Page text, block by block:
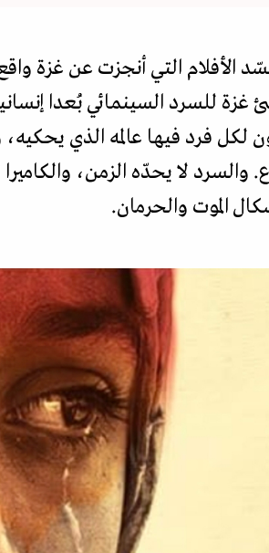
الأفلام التي أنجزت عن غزة
غزة للسرد السينمائي بُعدا
لكل فرد فيها عالمه الذي
والسرد لا يحدّه الزمن،
الموت والحرمان.